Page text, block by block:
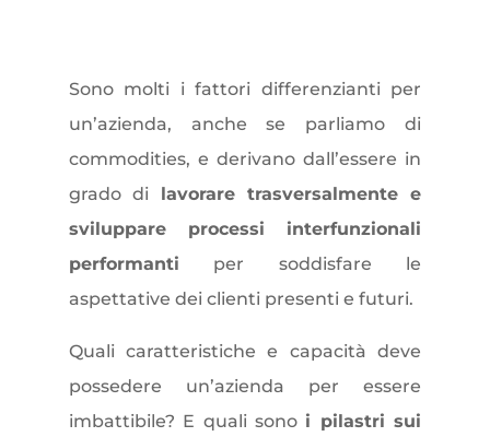
Sono molti i fattori differenzianti per
un’azienda, anche se parliamo di
commodities, e derivano dall’essere in
grado di
lavorare trasversalmente e
sviluppare processi interfunzionali
performanti per soddisfare le
aspettative dei clienti presenti e futuri.
Quali caratteristiche e capacità deve
possedere un’azienda per essere
imbattibile? E quali sono i pilastri sui